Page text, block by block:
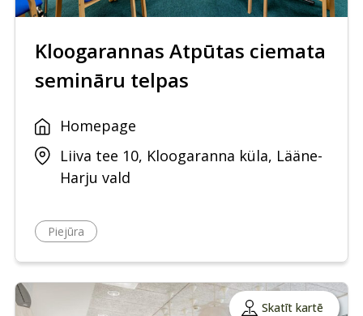
Kloogarannas Atpūtas ciemata
semināru telpas
Homepage
Liiva tee 10, Kloogaranna küla, Lääne-
Harju vald
Piejūra
Skatīt kartē